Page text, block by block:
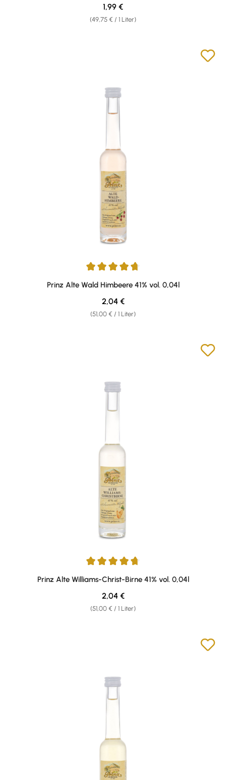
(49,75 € / 1 Liter)
Regulärer Preis:
1,99 €
Durchschnittliche Bewertung von 4.75 von 5 Sternen
Prinz Alte Wald Himbeere 41% vol. 0,04l
(51,00 € / 1 Liter)
Regulärer Preis:
2,04 €
Durchschnittliche Bewertung von 4.75 von 5 Sternen
Prinz Alte Williams-Christ-Birne 41% vol. 0,04l
(51,00 € / 1 Liter)
Regulärer Preis:
2,04 €